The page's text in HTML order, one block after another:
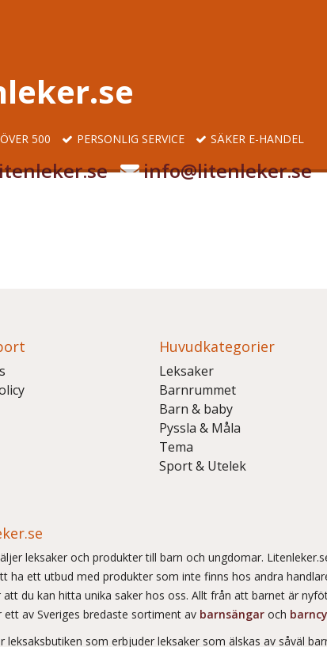
500 PERSONLIG SERVICE SÄKER E-HANDEL
info@litenleker.se
Huvudkategorier
Leksaker
Barnrummet
Barn & baby
Pyssla & Måla
Tema
Sport & Utelek
leksaker och produkter till barn och ungdomar.
ha ett utbud med produkter som inte finns hos andra
du kan hitta unika saker hos oss. Allt från att barnet är
ett av Sveriges bredaste sortiment av barnsängar och
leksaksbutiken som erbjuder leksaker som älskas av såväl